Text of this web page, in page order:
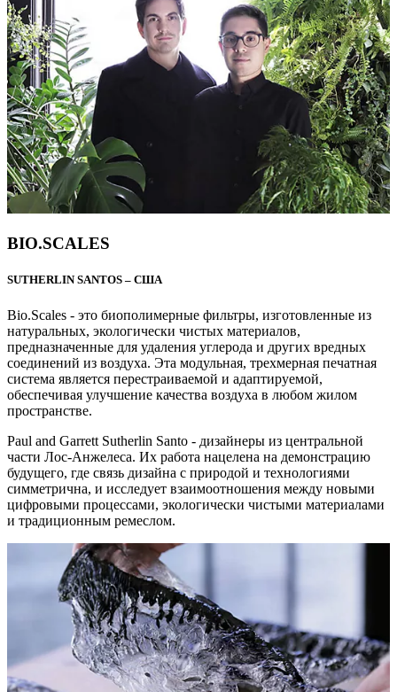
BIO.SCALES
SUTHERLIN SANTOS – США
Bio.Scales - это биополимерные фильтры, изготовленные из
натуральных, экологически чистых материалов,
предназначенные для удаления углерода и других вредных
соединений из воздуха. Эта модульная, трехмерная печатная
система является перестраиваемой и адаптируемой,
обеспечивая улучшение качества воздуха в любом жилом
пространстве.
Paul and Garrett Sutherlin Santo - дизайнеры из центральной
части Лос-Анжелеса. Их работа нацелена на демонстрацию
будущего, где связь дизайна с природой и технологиями
симметрична, и исследует взаимоотношения между новыми
цифровыми процессами, экологически чистыми материалами
и традиционным ремеслом.